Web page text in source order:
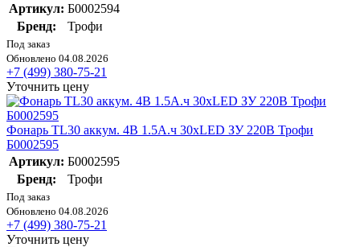
Артикул: Б0002594
Бренд:
Трофи
Под заказ
Обновлено 04.08.2026
+7 (499) 380-75-21
Уточнить цену
Фонарь TL30 аккум. 4В 1.5А.ч 30хLED ЗУ 220В Трофи
Б0002595
Артикул: Б0002595
Бренд:
Трофи
Под заказ
Обновлено 04.08.2026
+7 (499) 380-75-21
Уточнить цену